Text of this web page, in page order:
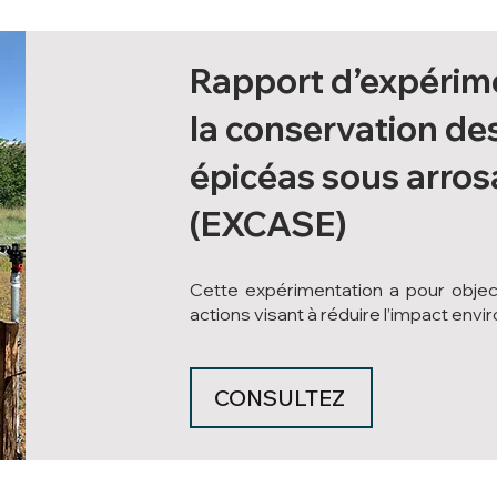
Rapport
la conservation
épicéas sous
(EXCASE)
Cette expérimentation a pour
actions visant à réduire l’impact
CONSULTEZ